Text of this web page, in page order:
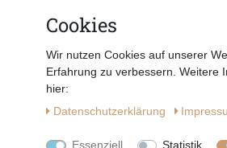
Cookies
Wir nutzen Cookies auf unserer
Erfahrung zu verbessern. Weitere
hier:
Daten­schutz­erklärung
Essenziell Statistik